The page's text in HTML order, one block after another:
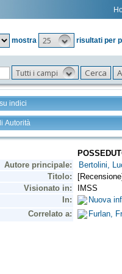
mostra
25 risultati per
Tutti i campi
indici
Autorità